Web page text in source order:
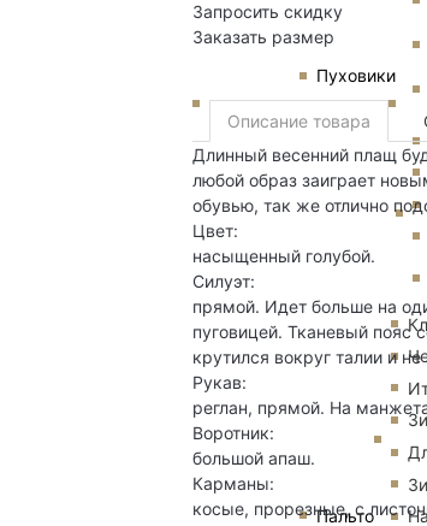
Пуховики
Пальто
Запросить скидку
Заказать размер
Описание товара
Длинный весенний плащ
любой образ заиграет
обувью, так же отлично
Цвет:
насыщенный голубой.
Силуэт:
прямой. Идет больше на
пуговицей. Тканевый пояс
крутился вокруг талии и
Рукав:
реглан, прямой. На
Воротник:
большой апаш.
Карманы:
косые, прорезные, с